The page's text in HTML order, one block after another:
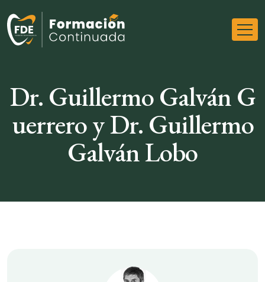
Dr. Guillermo Galván G
uerrero y Dr. Guillermo
Galván Lobo